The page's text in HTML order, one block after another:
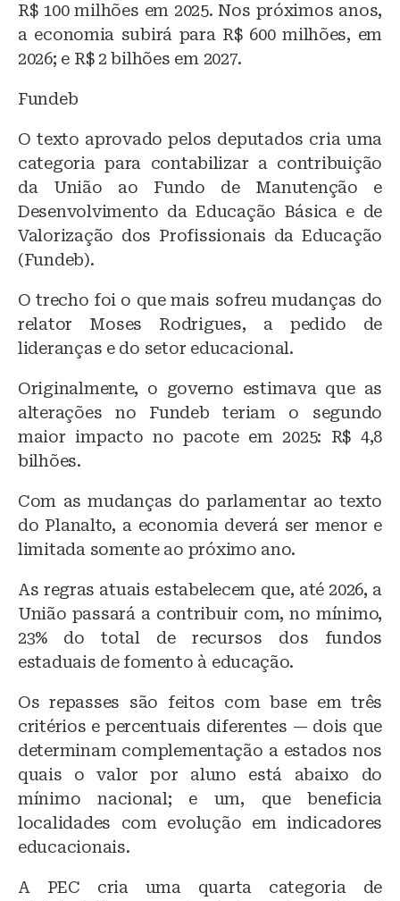
R$ 100 milhões em 2025. Nos próximos anos,
a economia subirá para R$ 600 milhões, em
2026; e R$ 2 bilhões em 2027.
Fundeb
O texto aprovado pelos deputados cria uma
categoria para contabilizar a contribuição
da União ao Fundo de Manutenção e
Desenvolvimento da Educação Básica e de
Valorização dos Profissionais da Educação
(Fundeb).
O trecho foi o que mais sofreu mudanças do
relator Moses Rodrigues, a pedido de
lideranças e do setor educacional.
Originalmente, o governo estimava que as
alterações no Fundeb teriam o segundo
maior impacto no pacote em 2025: R$ 4,8
bilhões.
Com as mudanças do parlamentar ao texto
do Planalto, a economia deverá ser menor e
limitada somente ao próximo ano.
As regras atuais estabelecem que, até 2026, a
União passará a contribuir com, no mínimo,
23% do total de recursos dos fundos
estaduais de fomento à educação.
Os repasses são feitos com base em três
critérios e percentuais diferentes — dois que
determinam complementação a estados nos
quais o valor por aluno está abaixo do
mínimo nacional; e um, que beneficia
localidades com evolução em indicadores
educacionais.
A PEC cria uma quarta categoria de